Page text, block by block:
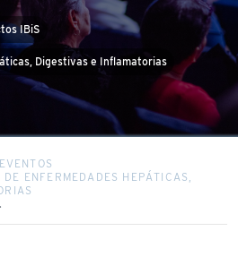
IBiS
Digestivas e Inflamatorias
EVENTOS
ENFERMEDADES HEPÁTICAS,